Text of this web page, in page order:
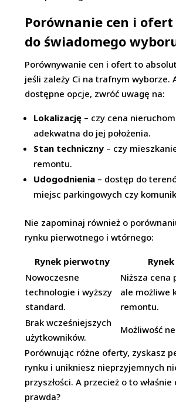
Porównanie cen i ofert
do świadomego
Porównywanie cen i ofert to
jeśli zależy Ci na trafnym wyborze.
dostępne opcje, zwróć uwagę na:
Lokalizację – czy cena
adekwatna do jej położenia.
Stan techniczny – czy
remontu.
Udogodnienia – dostęp do
miejsc parkingowych czy
Nie zapominaj również o
rynku pierwotnego i wtórnego:
Rynek pierwotny
Nowoczesne
technologie i wyższy
standard.
Niższa cena
ale możliwe
remontu.
Brak wcześniejszych
użytkowników.
Możliwość
Porównując różne oferty, zyskasz
rynku i unikniesz nieprzyjemnych
przyszłości. A przecież o to właśnie
prawda?